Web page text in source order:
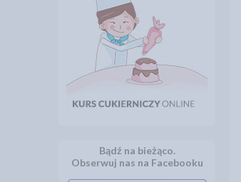
Bądź na bieżąco.
Obserwuj nas na Facebooku